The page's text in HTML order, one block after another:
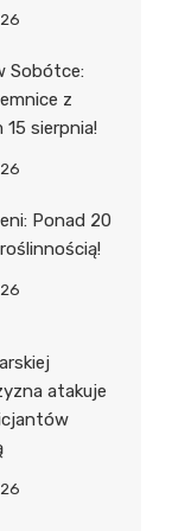
Sobótce:
z
sierpnia!
Ponad 20
atakuje